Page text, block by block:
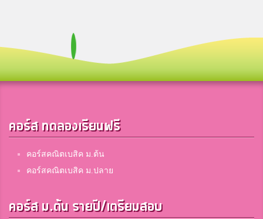
คอร์ส ทดลองเรียนฟรี
คอร์สคณิตเบสิค ม.ต้น
คอร์สคณิตเบสิค ม.ปลาย
คอร์ส ม.ต้น รายปี/เตรียมสอบ